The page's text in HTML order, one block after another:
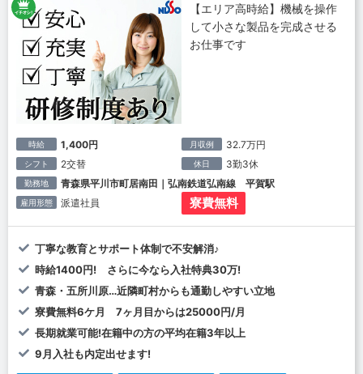
【エリア高時給】機械を操作
して小さな製品を完成させる
お仕事です
時給 1,400円 月収例 32.7万円
シフト 2交替 休日 3勤3休
勤務地 青森県平川市町居南田｜弘南鉄道弘南線 平賀駅
雇用形態 派遣社員 寮費無料
丁寧な教育とサポート体制で不安解消♪
時給1400円! さらに今なら入社特典30万!
青森・五所川原…近隣町村からも通勤しやすい立地
寮費無料6ケ月 7ヶ月目からは25000円/月
長期就業可能!在籍中の方の平均在籍3年以上
9月入社も内定出せます!